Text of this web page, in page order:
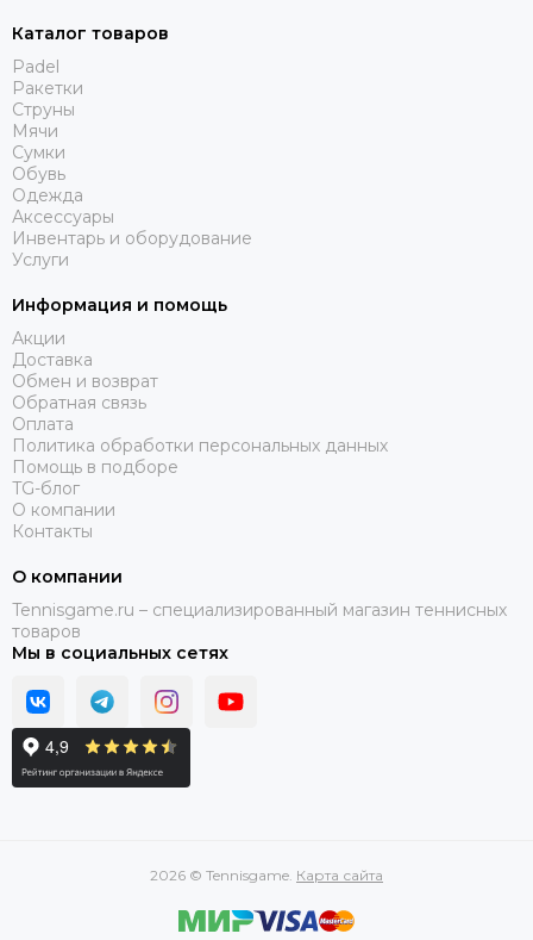
Каталог товаров
Padel
Ракетки
Струны
Мячи
Сумки
Обувь
Одежда
Аксессуары
Инвентарь и оборудование
Услуги
Информация и помощь
Акции
Доставка
Обмен и возврат
Обратная связь
Оплата
Политика обработки персональных данных
Помощь в подборе
TG-блог
О компании
Контакты
О компании
Tennisgame.ru – специализированный магазин теннисных
товаров
Мы в социальных сетях
2026 © Tennisgame. Карта сайта